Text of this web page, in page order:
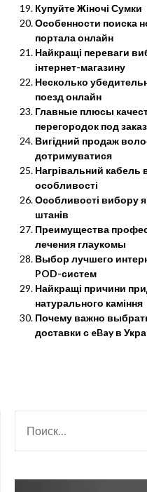
Купуйте Жіночі Сумки
Особенности поиска
портала онлайн
Найкращі переваги
інтернет-магазину
Несколько
поезд онлайн
Главные плюсы
перегородок под заказ
Вигідний продаж
дотримуватися
Нагрівальний кабель
особливості
Особливості вибору
штанів
Преимущества
лечения глаукомы
Выбор лучшего
POD-систем
Найкращі причини
натурального каміння
Почему важно
доставки с eBay в